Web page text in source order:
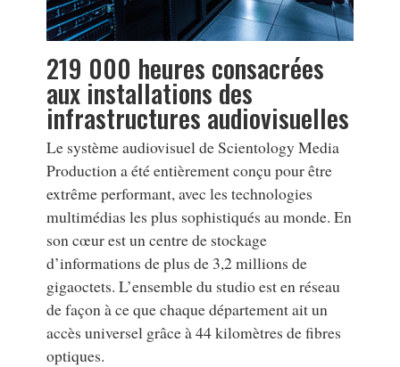
219 000 heures consacrées
aux installations des
infrastructures audiovisuelles
Le système audiovisuel de Scientology Media
Production a été entièrement conçu pour être
extrême performant, avec les technologies
multimédias les plus sophistiqués au monde. En
son cœur est un centre de stockage
d’informations de plus de 3,2 millions de
gigaoctets. L’ensemble du studio est en réseau
de façon à ce que chaque département ait un
accès universel grâce à 44 kilomètres de fibres
optiques.